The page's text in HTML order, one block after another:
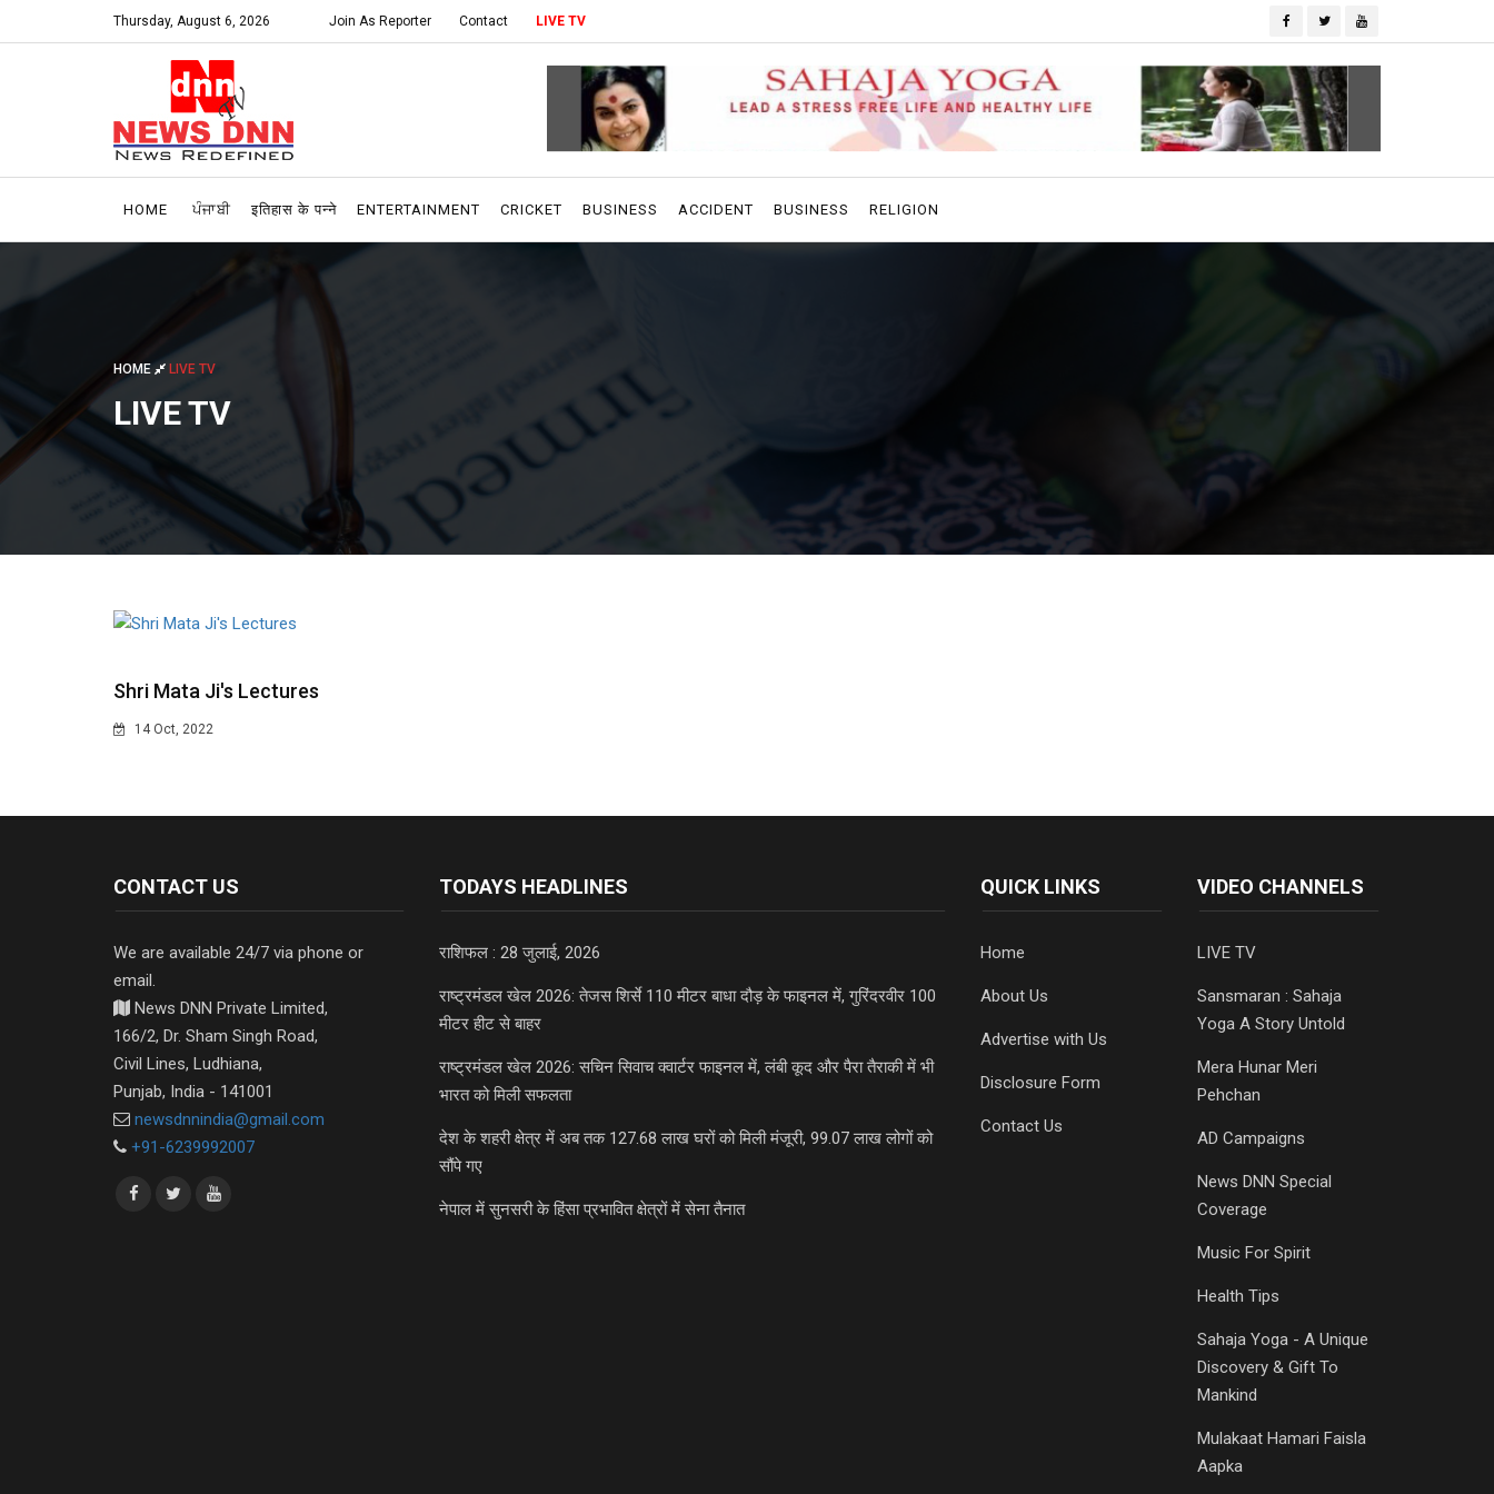
Thursday, August 6, 2026 Join As Reporter Contact LIVE TV
HOME ਪੰਜਾਬੀ इतिहास के पन्ने ENTERTAINMENT CRICKET BUSINESS ACCIDENT BUSINESS RELIGION
HOME LIVE TV
LIVE TV
Shri Mata Ji's Lectures
14 Oct, 2022
CONTACT US
We are available 24/7 via phone or
email.
News DNN Private Limited,
166/2, Dr. Sham Singh Road,
Civil Lines, Ludhiana,
Punjab, India - 141001
newsdnnindia@gmail.com
+91-6239992007
TODAYS HEADLINES
राशिफल : 28 जुलाई, 2026
राष्ट्रमंडल खेल 2026: तेजस शिर्से 110 मीटर बाधा दौड़ के फाइनल में, गुरिंदरवीर 100
मीटर हीट से बाहर
राष्ट्रमंडल खेल 2026: सचिन सिवाच क्वार्टर फाइनल में, लंबी कूद और पैरा तैराकी में भी
भारत को मिली सफलता
देश के शहरी क्षेत्र में अब तक 127.68 लाख घरों को मिली मंजूरी, 99.07 लाख लोगों को
सौंपे गए
नेपाल में सुनसरी के हिंसा प्रभावित क्षेत्रों में सेना तैनात
QUICK LINKS
Home
About Us
Advertise with Us
Disclosure Form
Contact Us
VIDEO CHANNELS
LIVE TV
Sansmaran : Sahaja
Yoga A Story Untold
Mera Hunar Meri
Pehchan
AD Campaigns
News DNN Special
Coverage
Music For Spirit
Health Tips
Sahaja Yoga - A Unique
Discovery & Gift To
Mankind
Mulakaat Hamari Faisla
Aapka